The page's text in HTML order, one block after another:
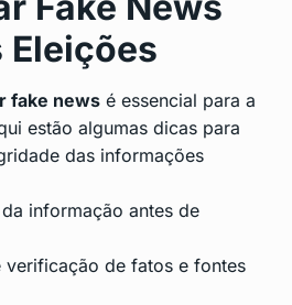
Eleições
fake news é essencial para a
estão algumas dicas para
das informações
informação antes de
verificação de fatos e fontes